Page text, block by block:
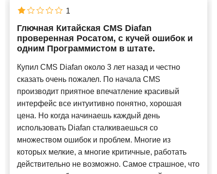
Глючная Китайская CMS Diafan
проверенная Росатом, с кучей ошибок и
одним Программистом в штате.
Купил CMS Diafan около 3 лет назад и честно
сказать очень пожалел. По начала CMS
производит приятное впечатление красивый
интерфейс все интуитивно понятно, хорошая
цена. Но когда начинаешь каждый день
использовать Diafan сталкиваешься со
множеством ошибок и проблем. Многие из
которых мелкие, а многие критичные, работать
действительно не возможно. Самое страшное, что
1